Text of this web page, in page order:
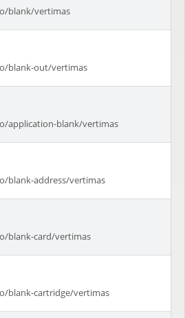
blank/vertimas
blank-out/vertimas
application-blank/vertimas
blank-address/vertimas
blank-card/vertimas
blank-cartridge/vertimas